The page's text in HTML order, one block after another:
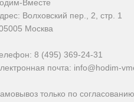
Вместе
Волховский пер., 2, стр. 1
Москва
8 (495) 369-24-31
почта: info@hodim-
только по